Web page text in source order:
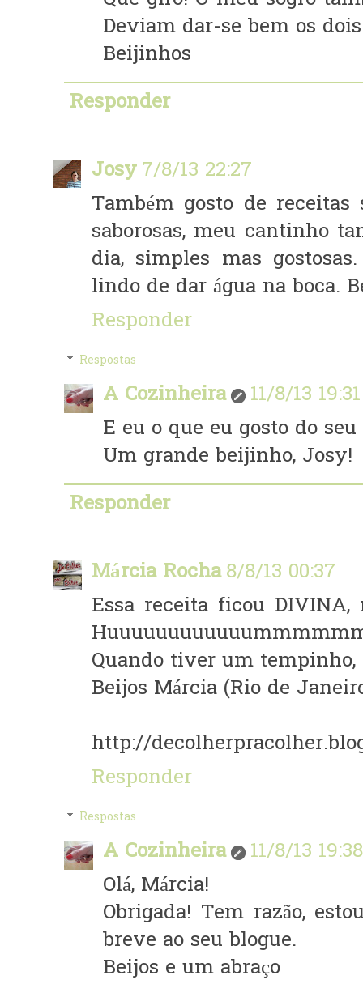
Deviam dar-se bem os
Beijinhos
Responder
Josy7/8/13 22:27
Também gosto de
saborosas, meu cantinho
dia, simples mas
lindo de dar água na boca.
Responder
Respostas
A Cozinheira
11/8/13 19:31
E eu o que eu gosto do
Um grande beijinho, Josy!
Responder
Márcia Rocha8/8/13 00:37
Essa receita ficou
Quando tiver um
Beijos Márcia (Rio de
http://
Responder
Respostas
A Cozinheira
11/8/13 19:38
Olá, Márcia!
Obrigada! Tem razão,
breve ao seu blogue.
Beijos e um abraço